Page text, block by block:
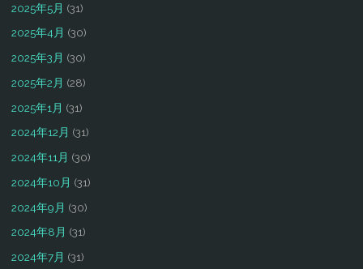
2025年5月 (31)
2025年4月 (30)
2025年3月 (30)
2025年2月 (28)
2025年1月 (31)
2024年12月 (31)
2024年11月 (30)
2024年10月 (31)
2024年9月 (30)
2024年8月 (31)
2024年7月 (31)